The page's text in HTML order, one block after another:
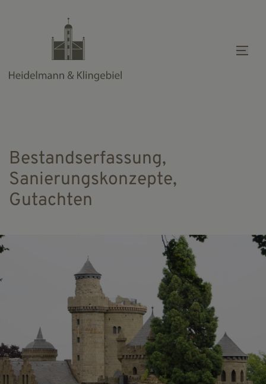
Bestandserfassung,
Sanierungskonzepte,
Gutachten